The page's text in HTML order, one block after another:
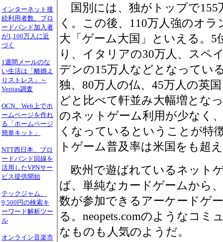
インターネット接
続利用者数、ブロ
ードバンド加入者
が1,100万人に近
づく
1週間メールのな
い生活は「離婚よ
りストレス」～
Veritas調査
OCN、Web上でホ
ームページを作れ
る「ホームページ
簡単キット」
NTT西日本、ブロ
ードバンド回線を
活用したVPNサー
ビス提供開始
テックジャム、
9,500円の検索キ
ーワード解析ツー
ル
オンライン音楽市
国別には、独がトップで155
く。この後、110万人強のオ
大「ゲーム大国」といえる。
り、イタリアの30万人、スペ
デンの15万人などとなってい
独、80万人の仏、45万人の英
どと比べて軒並み大幅増とな
のネットゲーム利用が少なく
くなっているということが特
トゲーム普及率は米国をも超
欧州で遊ばれているネット
ば、単純なカードゲームから
数が参加できるアーケードゲ
る。neopets.comのようなコミ
なものも人気のようだ。